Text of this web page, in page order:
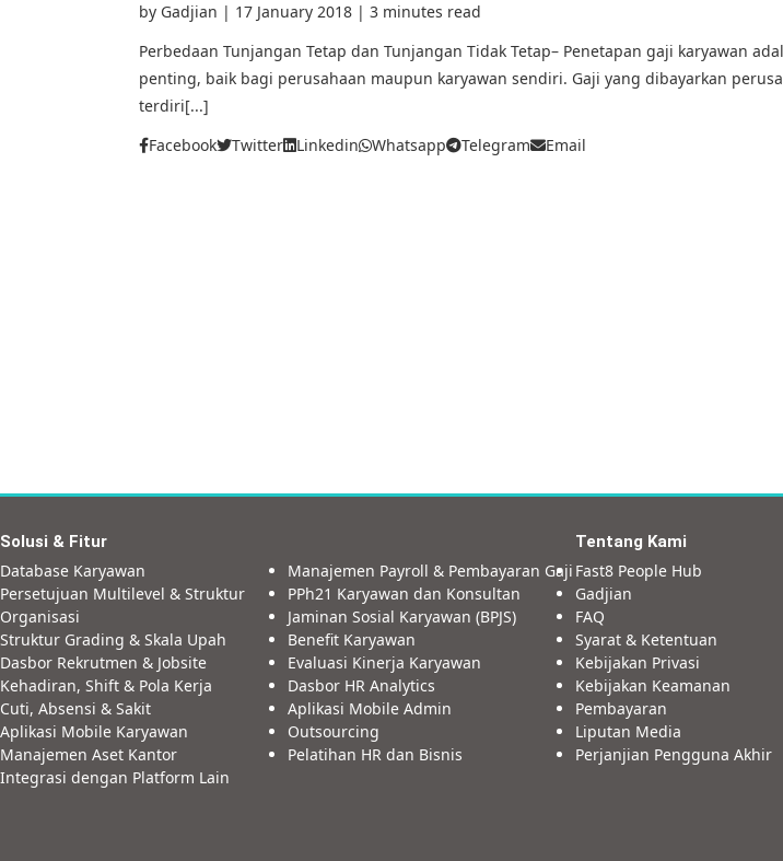
by Gadjian | 17 January 2018 | 3 minutes read
Perbedaan Tunjangan Tetap dan Tunjangan Tidak Tetap– Penetapan gaji karyawan
penting, baik bagi perusahaan maupun karyawan sendiri. Gaji yang dibayarkan
terdiri[...]
Facebook
Twitter Linkedin Whatsapp Telegram Email
Solusi & Fitur
Database Karyawan
Persetujuan Multilevel & Struktur
Organisasi
Struktur Grading & Skala Upah
Dasbor Rekrutmen & Jobsite
Kehadiran, Shift & Pola Kerja
Cuti, Absensi & Sakit
Aplikasi Mobile Karyawan
Manajemen Aset Kantor
Integrasi dengan Platform Lain
Manajemen Payroll & Pembayaran Gaji
PPh21 Karyawan dan Konsultan
Jaminan Sosial Karyawan (BPJS)
Benefit Karyawan
Evaluasi Kinerja Karyawan
Dasbor HR Analytics
Aplikasi Mobile Admin
Outsourcing
Pelatihan HR dan Bisnis
Tentang Kami
Fast8 People Hub
Gadjian
FAQ
Syarat & Ketentuan
Kebijakan Privasi
Kebijakan Keamanan
Pembayaran
Liputan Media
Perjanjian Pengguna Akhir